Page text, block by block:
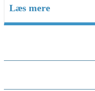
Læs mere